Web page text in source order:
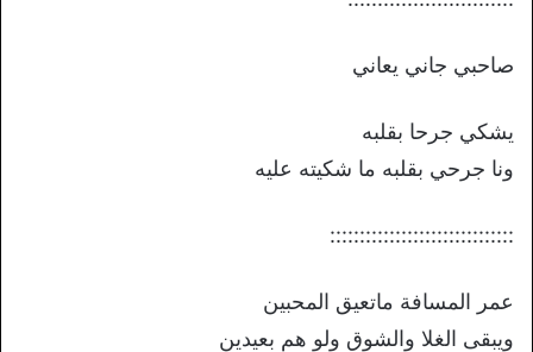
صاحبي جاني يعاني
يشكي جرحا بقلبه
ونا جرحي بقلبه ما شكيته عليه
:::::::::::::::::::::::::::::::
عمر المسافة ماتعيق المحبين
ويبقى الغلا والشوق ولو هم بعيدين